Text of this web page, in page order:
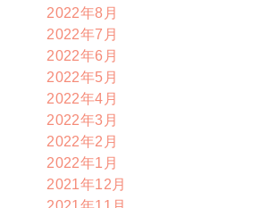
2022年8月
2022年7月
2022年6月
2022年5月
2022年4月
2022年3月
2022年2月
2022年1月
2021年12月